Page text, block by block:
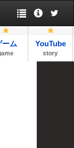
ーム YouTube
story